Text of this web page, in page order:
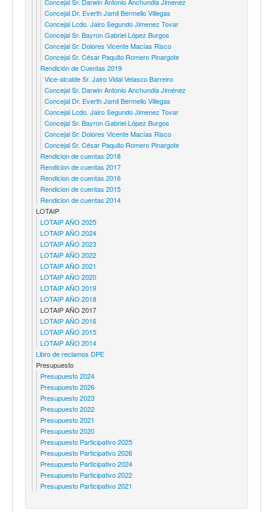
Concejal Dr. Everth Jamil Bermello Villegas
Concejal Lcdo. Jairo Segundo Jimenez Tovar
Concejal Sr. Bayron Gabriel López Burgos
Concejal Sr. Dolores Vicente Macías Risco
Concejal Sr. César Paquito Romero Pinargote
Rendición de Cuentas 2019
Vice-alcalde Sr. Jairo Vidal Velasco Barreiro
Concejal Sr. Darwin Antonio Anchundia Jiménez
Concejal Dr. Everth Jamil Bermello Villegas
Concejal Lcdo. Jairo Segundo Jimenez Tovar
Concejal Sr. Bayron Gabriel López Burgos
Concejal Sr. Dolores Vicente Macías Risco
Concejal Sr. César Paquito Romero Pinargote
Rendicion de cuentas 2018
Rendicion de cuentas 2017
Rendicion de cuentas 2016
Rendicion de cuentas 2015
Rendicion de cuentas 2014
LOTAIP
LOTAIP AÑO 2025
LOTAIP AÑO 2024
LOTAIP AÑO 2023
LOTAIP AÑO 2022
LOTAIP AÑO 2021
LOTAIP AÑO 2020
LOTAIP AÑO 2019
LOTAIP AÑO 2018
LOTAIP AÑO 2017
LOTAIP AÑO 2016
LOTAIP AÑO 2015
LOTAIP AÑO 2014
Libro de reclamos DPE
Presupuesto
Presupuesto 2024
Presupuesto 2026
Presupuesto 2023
Presupuesto 2022
Presupuesto 2021
Presupuesto 2020
Presupuesto Participativo 2025
Presupuesto Participativo 2026
Presupuesto Participativo 2024
Presupuesto Participativo 2022
Presupuesto Participativo 2021